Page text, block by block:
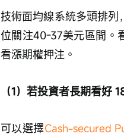
技術面均線系統多頭排列
位關注40-37美元區間。
看漲期權押注。
（1）若投資者長期看好
可以選擇Cash-secured